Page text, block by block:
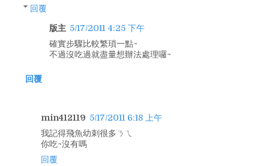
回覆
版主 5/17/2011 4:25 下午
確實步驟比較繁瑣一點~
不過沒吃過就盡量想辦法處理囉~
回覆
min412119 5/17/2011 6:18 上午
我記得飛魚幼刺很多ㄋㄟ
你吃~沒有嗎
回覆